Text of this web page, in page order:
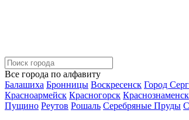
Все города по алфавиту
Балашиха Бронницы Воскресенск Город
Красноармейск Красногорск Краснознаменск
Пущино Реутов Рошаль Серебряные Пруды